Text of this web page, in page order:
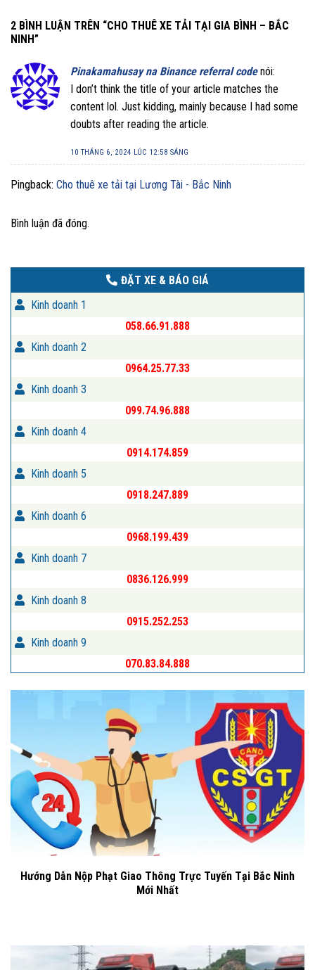
2 BÌNH LUẬN TRÊN “CHO THUÊ XE TẢI TẠI GIA BÌNH – BẮC
NINH”
Pinakamahusay na Binance referral code nói:
I don’t think the title of your article matches the
content lol. Just kidding, mainly because I had some
doubts after reading the article.
10 THÁNG 6, 2024 LÚC 12:58 SÁNG
Pingback: Cho thuê xe tải tại Lương Tài - Bắc Ninh
Bình luận đã đóng.
ĐẶT XE & BÁO GIÁ
Kinh doanh 1
058.66.91.888
Kinh doanh 2
0964.25.77.33
Kinh doanh 3
099.74.96.888
Kinh doanh 4
0914.174.859
Kinh doanh 5
0918.247.889
Kinh doanh 6
0968.199.439
Kinh doanh 7
0836.126.999
Kinh doanh 8
0915.252.253
Kinh doanh 9
070.83.84.888
Hướng Dẫn Nộp Phạt Giao Thông Trực Tuyến Tại Bắc Ninh
Mới Nhất